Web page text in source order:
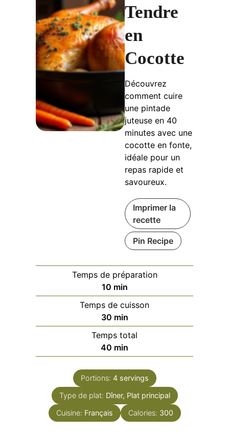
Tendre
en
Cocotte
Découvrez
comment cuire
une pintade
juteuse en 40
minutes avec une
cocotte en fonte,
idéale pour un
repas rapide et
savoureux.
Imprimer la
recette
Pin Recipe
Temps de préparation
10minutes
min
Temps de cuisson
30minutes
min
Temps total
40 minutes
min
Portions: 4 servings
Type de plat: Dîner, Plat principal
Cuisine: Français Calories: 300